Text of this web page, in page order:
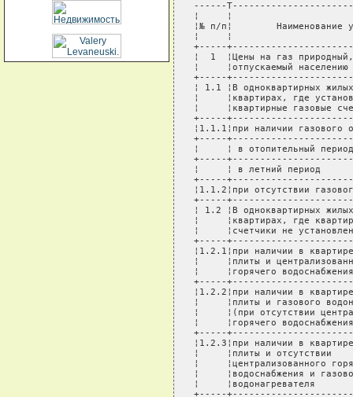
------
¦     ¦
¦№ п/п¦        Наименование
¦     ¦
+-----
¦  1  ¦Цены на газ
¦     ¦отпускаемый
+-----
¦ 1.1 ¦В
¦     ¦квартирах, где
¦     ¦квартирные
+-----
¦1.1.1¦при наличии
+-----
¦     ¦ в отопительный
+-----
¦     ¦ в летний
+-----
¦1.1.2¦при отсутствии
+-----
¦ 1.2 ¦В
¦     ¦квартирах, где
¦     ¦счетчики не
+-----
¦1.2.1¦при наличии в
¦     ¦плиты и
¦     ¦горячего
+-----
¦1.2.2¦при наличии в
¦     ¦плиты и газового
¦     ¦(при отсутствии
¦     ¦горячего
+-----
¦1.2.3¦при наличии в
¦     ¦плиты и
¦
¦     ¦водоснабжения и
¦
+-----